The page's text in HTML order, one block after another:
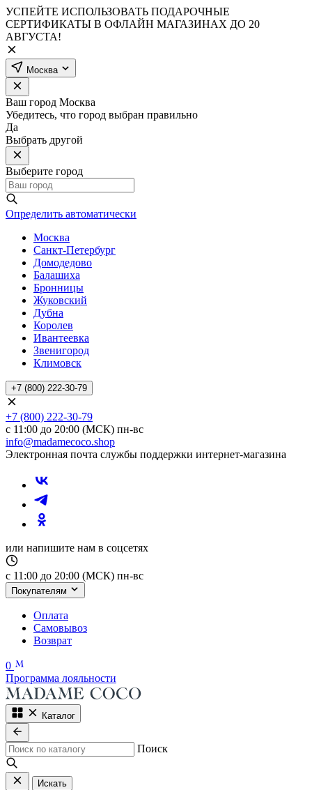
УСПЕЙТЕ ИСПОЛЬЗОВАТЬ ПОДАРОЧНЫЕ
СЕРТИФИКАТЫ В ОФЛАЙН МАГАЗИНАХ ДО 20
АВГУСТА!
Москва
Ваш город Москва
Убедитесь, что город выбран правильно
Да
Выбрать другой
Выберите город
Определить автоматически
Москва
Санкт-Петербург
Домодедово
Балашиха
Бронницы
Жуковский
Дубна
Королев
Ивантеевка
Звенигород
Климовск
+7 (800) 222-30-79
+7 (800) 222-30-79
с 11:00 до 20:00 (МСК) пн-вс
info@madamecoco.shop
Электронная почта службы поддержки интернет-магазина
или напишите нам в соцсетях
с 11:00 до 20:00 (МСК) пн-вс
Покупателям
Оплата
Самовывоз
Возврат
0
Программа лояльности
Каталог
Поиск
Искать